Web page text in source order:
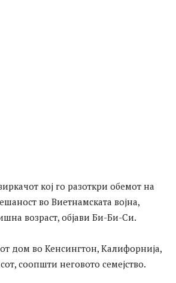
кој го разоткри обемот на
во Виетнамската војна,
возраст, објави Би-Би-Си.
дом во Кенсингтон, Калифорнија,
соопшти неговото семејство.